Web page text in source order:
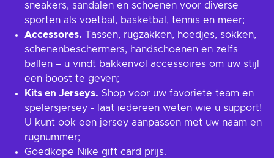
sneakers, sandalen en schoenen voor diverse
sporten als voetbal, basketbal, tennis en meer;
Accessores. Tassen, rugzakken, hoedjes, sokken,
schenenbeschermers, handschoenen en zelfs
ballen – u vindt bakkenvol accessoires om uw stijl
een boost te geven;
Kits en Jerseys. Shop voor uw favoriete team en
spelersjersey - laat iedereen weten wie u support!
U kunt ook een jersey aanpassen met uw naam en
rugnummer;
Goedkope Nike gift card prijs.